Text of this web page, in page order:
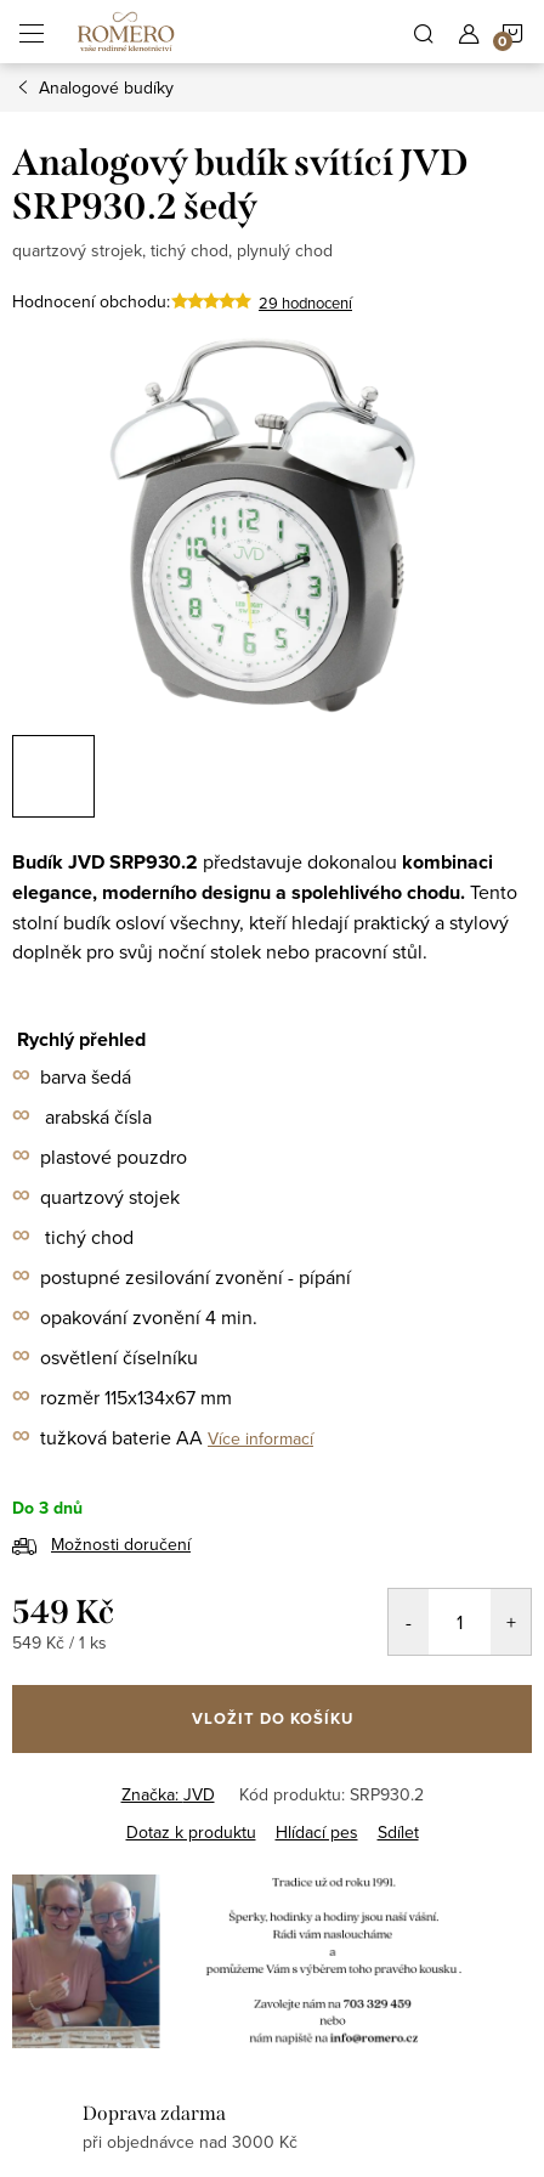
obsah
Analogové budíky
Analogový budík svítící JVD
SRP930.2 šedý
quartzový strojek, tichý chod, plynulý chod
Hodnocení obchodu: 29 hodnocení
Budík JVD SRP930.2 představuje dokonalou kombinaci
elegance, moderního designu a spolehlivého chodu.Tento
stolní budík osloví všechny, kteří hledají praktický a stylový
doplněk pro svůj noční stolek nebo pracovní stůl.
Rychlý přehled
∞ barva šedá
∞ arabská čísla
∞ plastové pouzdro
∞ quartzový stojek
∞ tichý chod
∞ postupné zesilování zvonění - pípání
∞ opakování zvonění 4 min.
∞ osvětlení číselníku
∞ rozměr 115x134x67 mm
∞ tužková baterie AA Více informací
Do 3 dnů
Možnosti doručení
549 Kč
Měrná
549 Kč / 1 ks
VLOŽIT DO KOŠÍKU
Značka: JVD Kód produktu: SRP930.2
Dotaz k produktu
Hlídací pes Sdílet
Doprava zdarma
při objednávce nad 3000 Kč